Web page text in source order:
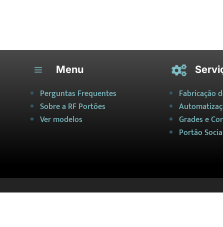
a Menu
Perguntas Frequentes
Sobre a RF Portões
Ver modelos

Fabricação
Grades e
Portão
RF Portões Automáticos